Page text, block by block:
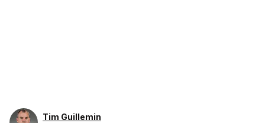
Tim Guillemin